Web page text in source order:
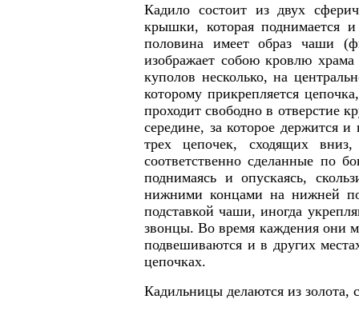
Кадило состоит из двух
крышки, которая
половина имеет образ чаши
изображает собою кровлю
куполов несколько, на
которому прикрепляется
проходит свободно в отверстие
середине, за которое держится
трех цепочек, сходящих
соответственно сделанные по
поднимаясь и опускаясь,
нижними концами на нижней
подставкой чаши, иногда
звонцы. Во время каждения они
подвешиваются и в других
цепочках.
Кадильницы делаются из золота,